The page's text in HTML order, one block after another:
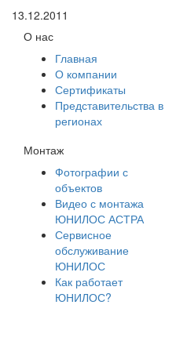
13.12.2011
О нас
Главная
О компании
Сертификаты
Представительства в
регионах
Монтаж
Фотографии с
объектов
Видео с монтажа
ЮНИЛОС АСТРА
Сервисное
обслуживание
ЮНИЛОС
Как работает
ЮНИЛОС?